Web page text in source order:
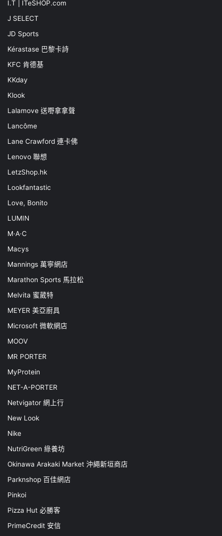
I.T | ITeSHOP.com
J SELECT
JD Sports
Kérastase 巴黎卡詩
KFC 肯德基
KKday
Klook
Lalamove 送嘢拿拿聲
Lancôme
Lane Crawford 連卡佛
Lenovo 聯想
LetzShop.hk
Lookfantastic
Love, Bonito
LUMIN
M·A·C
Macys
Mannings 萬寧網店
Marathon Sports 馬拉松
Melvita 蜜葳特
MEYER 美亞廚具
Microsoft 微軟網店
MOOV
MR PORTER
MyProtein
NET-A-PORTER
Netvigator 網上行
New Look
Nike
NutriGreen 綠養坊
Okinawa Arakaki Market 沖繩新垣商店
Parknshop 百佳網店
Pinkoi
Pizza Hut 必勝客
PrimeCredit 安信